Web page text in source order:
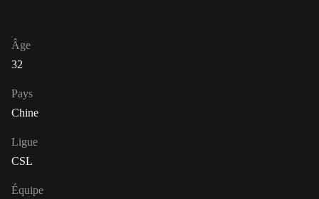
Âge
32
Pays
Chine
Ligue
CSL
Équipe